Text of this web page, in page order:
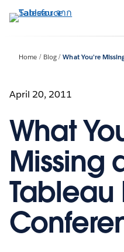
ไป
Home Blog What You're
April 20, 2011
What
Missing
Tableau